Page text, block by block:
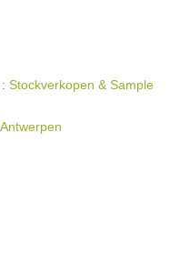
:Stockverkopen & Sample